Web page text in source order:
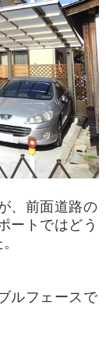
、前面道路の
ートではどう
ルフェースで